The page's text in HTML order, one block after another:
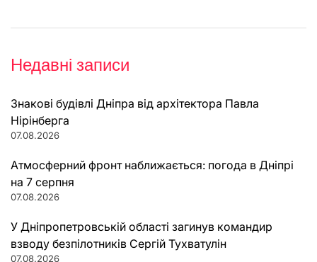
Недавні записи
Знакові будівлі Дніпра від архітектора Павла
Нірінберга
07.08.2026
Атмосферний фронт наближається: погода в Дніпрі
на 7 серпня
07.08.2026
У Дніпропетровській області загинув командир
взводу безпілотників Сергій Тухватулін
07.08.2026